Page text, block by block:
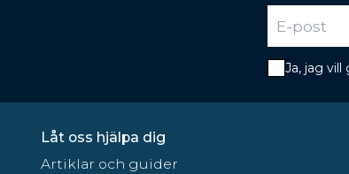
Ja, jag vill
Låt oss hjälpa dig
Artiklar och guider